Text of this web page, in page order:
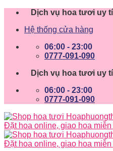
Skip
content
Dịch vụ hoa tươi uy
Hệ thống cửa hàng
06:00 - 23:00
0777-091-090
Dịch vụ hoa tươi uy
06:00 - 23:00
0777-091-090